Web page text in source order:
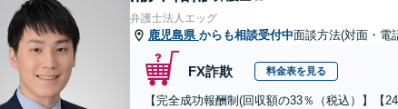
弁護士法人エッグ
鹿児島県 からも相談受付中面談方法(対面・電
FX詐欺 料金表を見る
【完全成功報酬制(回収額の33％（税込）】【